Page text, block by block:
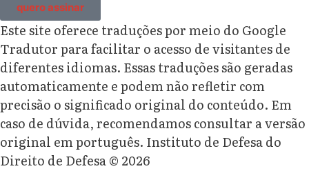
quero assinar
Este site oferece traduções por meio do Google
Tradutor para facilitar o acesso de visitantes de
diferentes idiomas. Essas traduções são geradas
automaticamente e podem não refletir com
precisão o significado original do conteúdo. Em
caso de dúvida, recomendamos consultar a versão
original em português. Instituto de Defesa do
Direito de Defesa © 2026